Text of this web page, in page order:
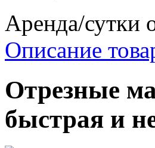
Аренда/сутки
Описание
Отрезные
быстрая и